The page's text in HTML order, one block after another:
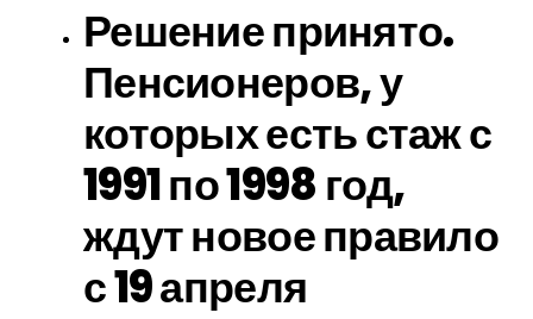
Решение принято.
Пенсионеров, у
которых есть стаж с
1991 по 1998 год,
ждут новое правило
с 19 апреля